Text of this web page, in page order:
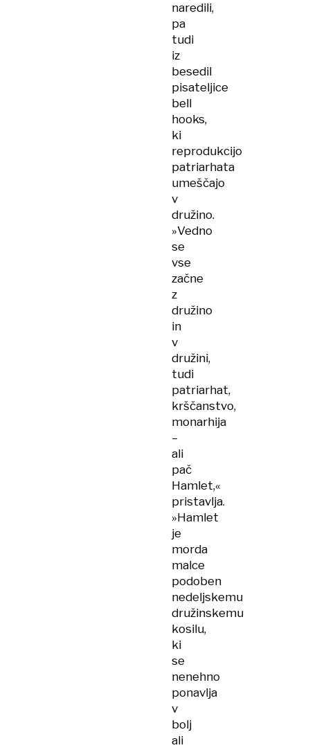
naredili,
pa
tudi
iz
besedil
pisateljice
bell
hooks,
ki
reprodukcijo
patriarhata
umeščajo
v
družino.
»Vedno
se
vse
začne
z
družino
in
v
družini,
tudi
patriarhat,
krščanstvo,
monarhija
–
ali
pač
Hamlet,«
pristavlja.
»Hamlet
je
morda
malce
podoben
nedeljskemu
družinskemu
kosilu,
ki
se
nenehno
ponavlja
v
bolj
ali